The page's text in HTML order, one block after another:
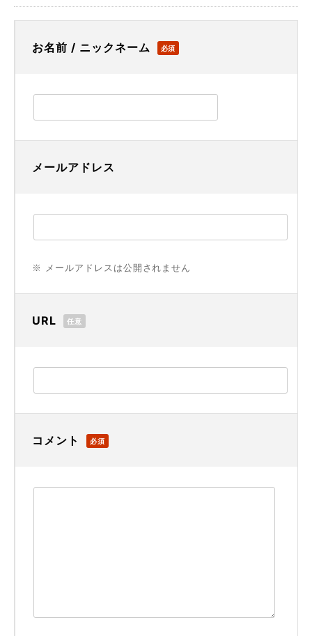
お名前 / ニックネーム 必須
メールアドレス
※ メールアドレスは公開されません
URL 任意
コメント 必須